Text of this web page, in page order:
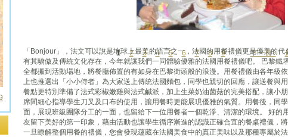
頁面
1 2 3 4 5 6 7 8 9 … 下一頁 ›
「Bonjour」，法文可以說是地球上最美的語言之一，法國的用餐禮儀更是優美的
有其驕傲及傳統文化存在，今年就讓我們一同體驗優雅的法國用餐禮儀吧。 巴黎鐵
全都搬到活動場地，將餐廳佈置的有如身在巴黎街頭般的浪漫。用餐禮儀由各年級
上也推選出「小小侍者」為大家送上傳統法國麵包，同學也親切的回應，讓送餐與
餐點更特別準備了法式彩椒嫩雞與法式鹹派，加上生菜奶油菌菇的完美搭配，讓小
席間細心指導學生刀叉及口布的使用，讓用餐時更能展現優雅的氣質。用餐後，同
面，展現班級團隊分工的一面，也留給下一位用餐者一個乾淨、清潔的環境。 好的
友留下美好的第一印象，藉由活動也讓學生循序漸進的認識正確合宜的餐桌禮儀，
一旦瞭解整個用餐的禮儀，您會發現蘊藏在法國美食中的真正美味以及那種專屬於